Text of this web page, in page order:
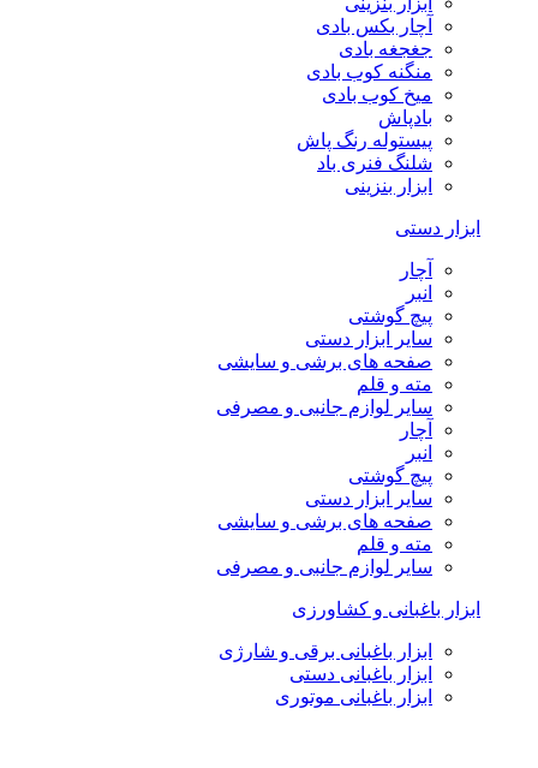
آچار بکس بادی
جغجغه بادی
منگنه کوب بادی
میخ کوب بادی
بادپاش
پیستوله رنگ پاش
شلنگ فنری باد
ابزار بنزینی
ابزار دستی
آچار
انبر
پیچ گوشتی
سایر ابزار دستی
صفحه های برشی و سایشی
مته و قلم
سایر لوازم جانبی و مصرفی
آچار
انبر
پیچ گوشتی
سایر ابزار دستی
صفحه های برشی و سایشی
مته و قلم
سایر لوازم جانبی و مصرفی
ابزار باغبانی و کشاورزی
ابزار باغبانی برقی و شارژی
ابزار باغبانی دستی
ابزار باغبانی موتوری